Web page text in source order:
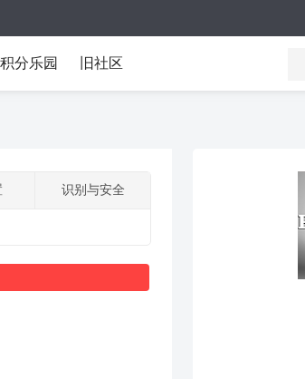
积分乐园 旧社区
识别与安全